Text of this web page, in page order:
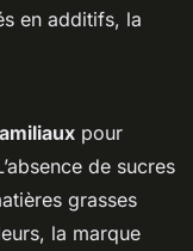
en additifs, la
pour
de sucres
grasses
la marque